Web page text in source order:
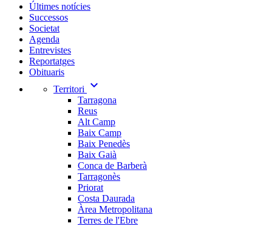
Últimes notícies
Successos
Societat
Agenda
Entrevistes
Reportatges
Obituaris
Territori
expand_more
Tarragona
Reus
Alt Camp
Baix Camp
Baix Penedès
Baix Gaià
Conca de Barberà
Tarragonès
Priorat
Costa Daurada
Àrea Metropolitana
Terres de l'Ebre